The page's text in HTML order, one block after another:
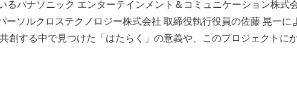
パナソニック エンターテインメント＆コミュニケーション株式
ーソルクロステクノロジー株式会社 取締役執行役員の佐藤 晃一に
創する中で見つけた「はたらく」の意義や、このプロジェクトに